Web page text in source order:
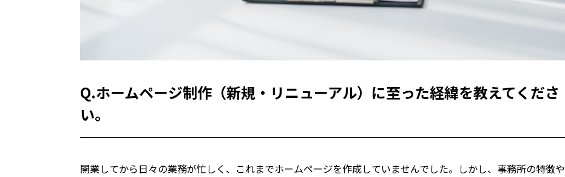
Q.ホームページ制作（新規・リニューアル）に至った経緯を教えてくださ
い。
開業してから日々の業務が忙しく、これまでホームページを作成していませんでした。しかし、事務所の特徴や